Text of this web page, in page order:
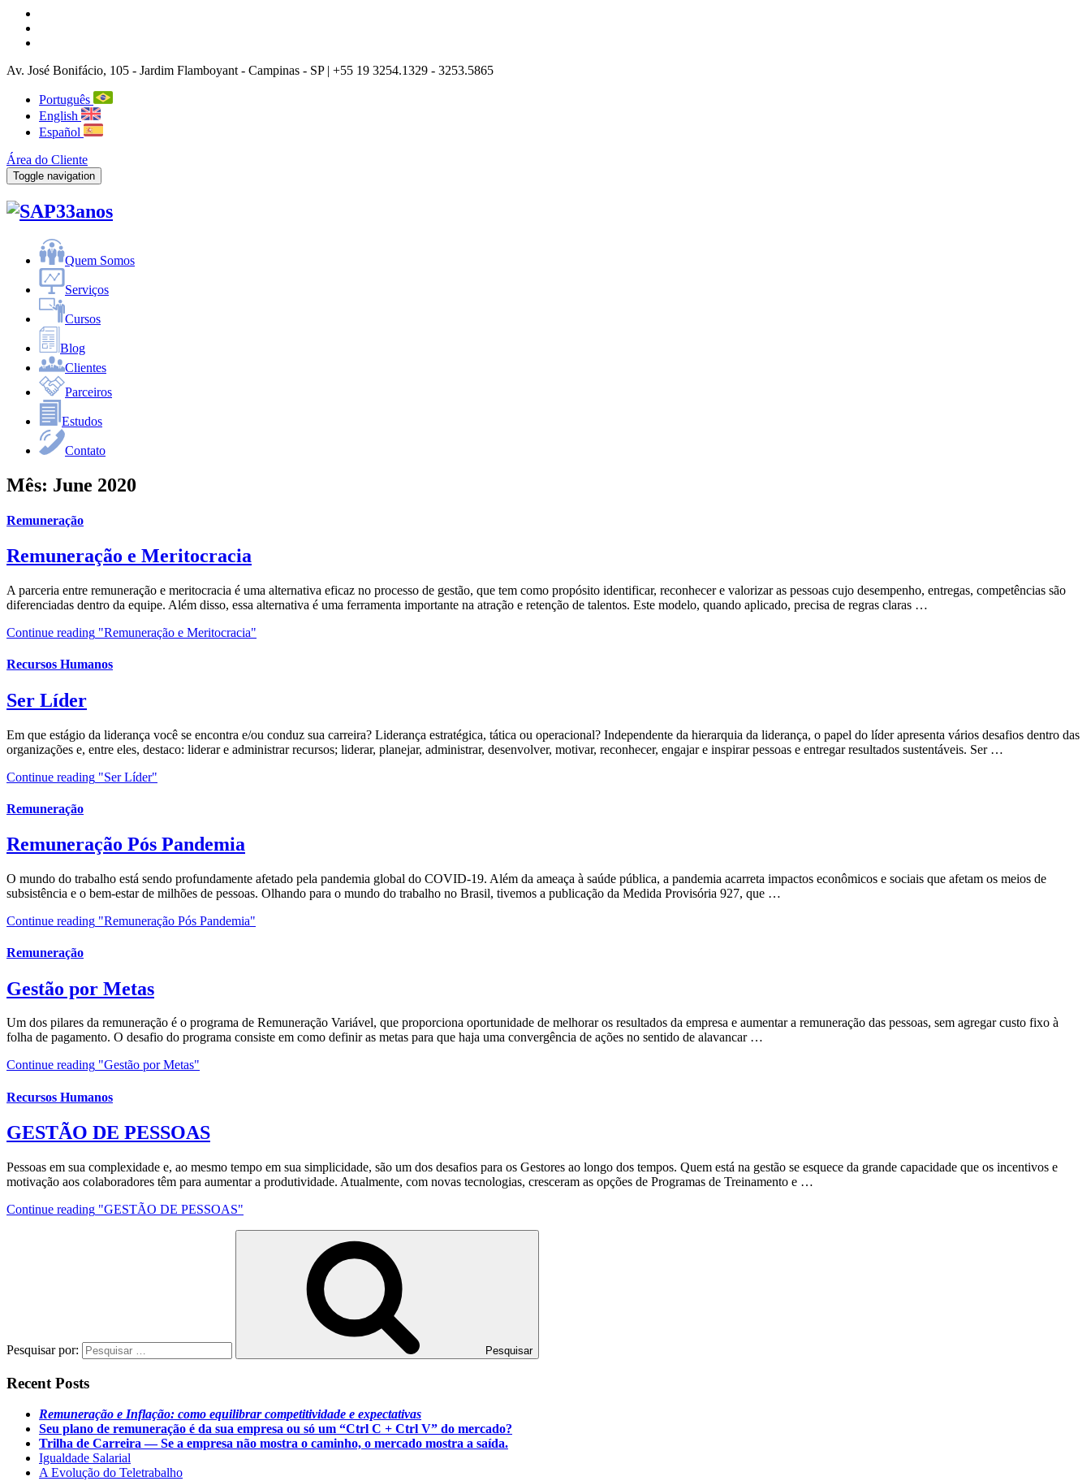
Av. José Bonifácio, 105 - Jardim Flamboyant - Campinas - SP | +55 19 3254.1329 - 3253.5865
Português
English
Español
Área do Cliente
Toggle navigation
33anos
Quem Somos
Serviços
Cursos
Blog
Clientes
Parceiros
Estudos
Contato
Mês: June 2020
Remuneração
Remuneração e Meritocracia
A parceria entre remuneração e meritocracia é uma alternativa eficaz no processo de gestão, que tem como propósito identificar, reconhecer e valorizar as pessoas cujo desempenho, entregas, competências são
diferenciadas dentro da equipe. Além disso, essa alternativa é uma ferramenta importante na atração e retenção de talentos. Este modelo, quando aplicado, precisa de regras claras …
Continue reading "Remuneração e Meritocracia"
Recursos Humanos
Ser Líder
Em que estágio da liderança você se encontra e/ou conduz sua carreira? Liderança estratégica, tática ou operacional? Independente da hierarquia da liderança, o papel do líder apresenta vários desafios dentro das
organizações e, entre eles, destaco: liderar e administrar recursos; liderar, planejar, administrar, desenvolver, motivar, reconhecer, engajar e inspirar pessoas e entregar resultados sustentáveis. Ser …
Continue reading "Ser Líder"
Remuneração
Remuneração Pós Pandemia
O mundo do trabalho está sendo profundamente afetado pela pandemia global do COVID-19. Além da ameaça à saúde pública, a pandemia acarreta impactos econômicos e sociais que afetam os meios de
subsistência e o bem-estar de milhões de pessoas. Olhando para o mundo do trabalho no Brasil, tivemos a publicação da Medida Provisória 927, que …
Continue reading "Remuneração Pós Pandemia"
Remuneração
Gestão por Metas
Um dos pilares da remuneração é o programa de Remuneração Variável, que proporciona oportunidade de melhorar os resultados da empresa e aumentar a remuneração das pessoas, sem agregar custo fixo à
folha de pagamento. O desafio do programa consiste em como definir as metas para que haja uma convergência de ações no sentido de alavancar …
Continue reading "Gestão por Metas"
Recursos Humanos
GESTÃO DE PESSOAS
Pessoas em sua complexidade e, ao mesmo tempo em sua simplicidade, são um dos desafios para os Gestores ao longo dos tempos. Quem está na gestão se esquece da grande capacidade que os incentivos e
motivação aos colaboradores têm para aumentar a produtividade. Atualmente, com novas tecnologias, cresceram as opções de Programas de Treinamento e …
Continue reading "GESTÃO DE PESSOAS"
Pesquisar por: Pesquisar
Recent Posts
Remuneração e Inflação: como equilibrar competitividade e expectativas
Seu plano de remuneração é da sua empresa ou só um “Ctrl C + Ctrl V” do mercado?
Trilha de Carreira — Se a empresa não mostra o caminho, o mercado mostra a saída.
Igualdade Salarial
A Evolução do Teletrabalho